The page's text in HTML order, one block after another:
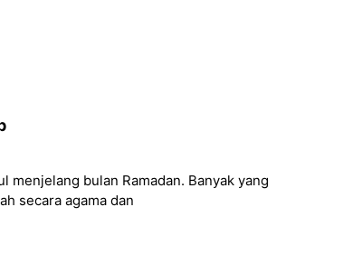
menjelang bulan Ramadan. Banyak yang
secara agama dan